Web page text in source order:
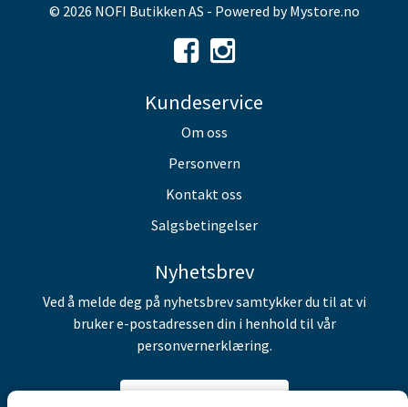
© 2026 NOFI Butikken AS - Powered byMystore.no
Kundeservice
Om oss
Personvern
Kontakt oss
Salgsbetingelser
Nyhetsbrev
Ved å melde deg på nyhetsbrev samtykker du til at vi
bruker e-postadressen din i henhold til vår
personvernerklæring.
Abonner på nyhetsbrev